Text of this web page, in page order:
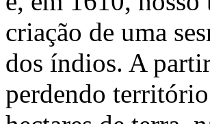
criação de uma
dos índios. A
perdendo